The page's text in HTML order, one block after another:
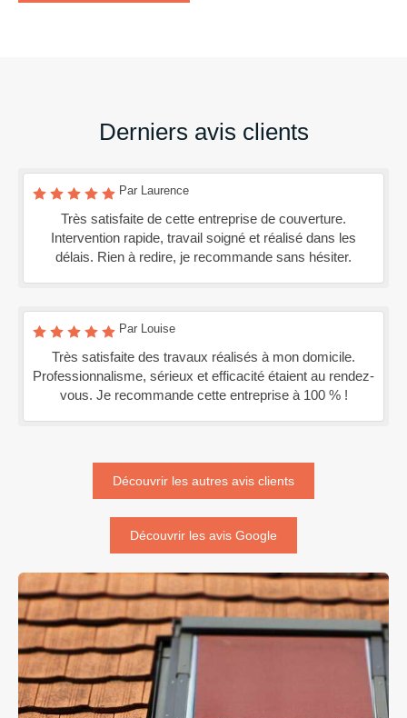
Derniers avis clients
Par Laurence
Très satisfaite de cette entreprise de couverture.
Intervention rapide, travail soigné et réalisé dans les
délais. Rien à redire, je recommande sans hésiter.
Par Louise
Très satisfaite des travaux réalisés à mon domicile.
Professionnalisme, sérieux et efficacité étaient au rendez-
vous. Je recommande cette entreprise à 100 % !
Découvrir les autres avis clients
Découvrir les avis Google